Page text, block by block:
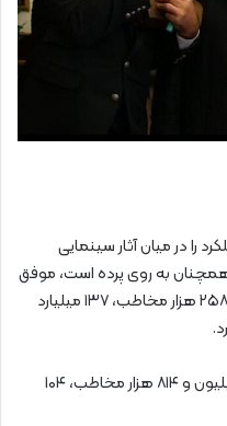
را در میان آثار سینمایی
به روی پرده است، موفق
شد تا در این فصل، با جذب ۲ میلیون و ۲۵۸ هزار مخاطب، ۱۳۷ میلیارد
رسید که با ۱ میلیون و ۸۱۴ هزار مخاطب، ۱۰۴